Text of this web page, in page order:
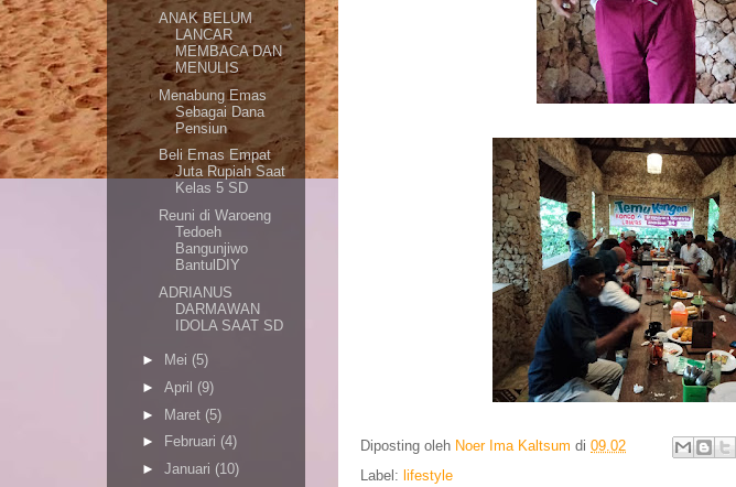
Diposting oleh Noer Ima Kaltsum di 09.02
Label: lifestyle
ANAK BELUM
LANCAR
MEMBACA DAN
MENULIS
Menabung Emas
Sebagai Dana
Pensiun
Beli Emas Empat
Juta Rupiah Saat
Kelas 5 SD
Reuni di Waroeng
Tedoeh
Bangunjiwo
BantulDIY
ADRIANUS
DARMAWAN
IDOLA SAAT SD
► Mei (5)
► April (9)
► Maret (5)
►
Februari (4)
► Januari (10)